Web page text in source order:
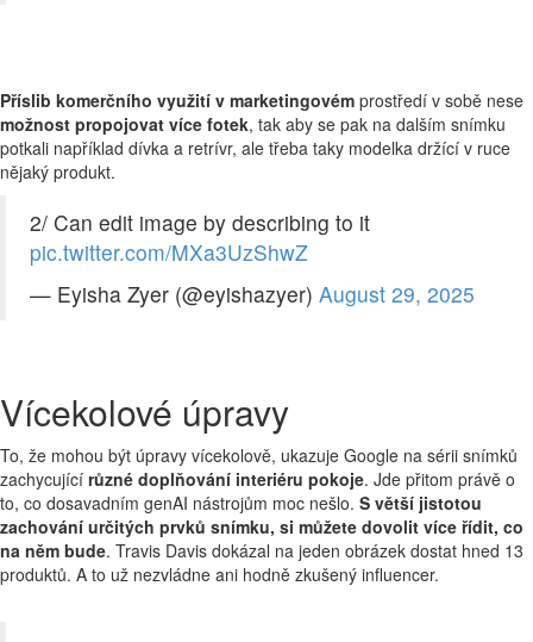
Příslib komerčního využití v marketingovém prostředí v sobě nese
možnost propojovat více fotek, tak aby se pak na dalším snímku
potkali například dívka a retrívr, ale třeba taky modelka držící v ruce
nějaký produkt.
2/ Can edit image by describing to it
pic.twitter.com/MXa3UzShwZ
— Eyisha Zyer (@eyishazyer) August 29, 2025
Vícekolové úpravy
To, že mohou být úpravy vícekolově, ukazuje Google na sérii snímků
zachycující různé doplňování interiéru pokoje. Jde přitom právě o
to, co dosavadním genAI nástrojům moc nešlo. S větší jistotou
zachování určitých prvků snímku, si můžete dovolit více řídit, co
na něm bude. Travis Davis dokázal na jeden obrázek dostat hned 13
produktů. A to už nezvládne ani hodně zkušený influencer.